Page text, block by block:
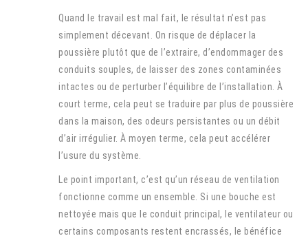
Quand le travail est mal fait, le résultat n’est pas
simplement décevant. On risque de déplacer la
poussière plutôt que de l’extraire, d’endommager des
conduits souples, de laisser des zones contaminées
intactes ou de perturber l’équilibre de l’installation. À
court terme, cela peut se traduire par plus de poussière
dans la maison, des odeurs persistantes ou un débit
d’air irrégulier. À moyen terme, cela peut accélérer
l’usure du système.
Le point important, c’est qu’un réseau de ventilation
fonctionne comme un ensemble. Si une bouche est
nettoyée mais que le conduit principal, le ventilateur ou
certains composants restent encrassés, le bénéfice